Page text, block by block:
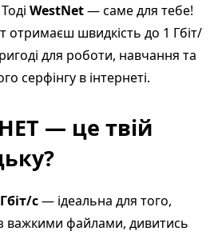
WestNet— саме для тебе!
отримаєш швидкість до 1 Гбіт/
для роботи, навчання та
серфінгу в інтернеті.
— це твій
с— ідеальна для того,
важкими файлами, дивитись